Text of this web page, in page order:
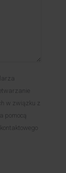
w związku z
pomocą